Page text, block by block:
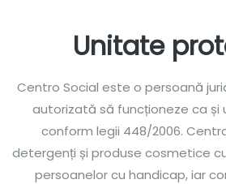
Unitate
Centro Social este o persoană
autorizată să funcționeze ca
conform legii 448/2006.
detergenți și produse cosmetice
persoanelor cu handicap, iar